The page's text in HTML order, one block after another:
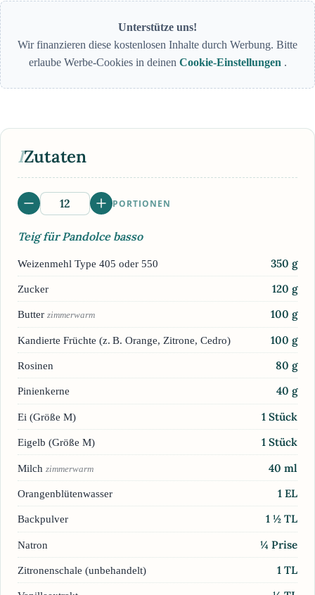
Unterstütze uns!
Wir finanzieren diese kostenlosen Inhalte durch Werbung. Bitte
erlaube Werbe-Cookies in deinen Cookie-Einstellungen .
IZutaten
PORTIONEN
Teig für Pandolce basso
Weizenmehl Type 405 oder 550 350 g
Zucker 120 g
Butter zimmerwarm 100 g
Kandierte Früchte (z. B. Orange, Zitrone, Cedro) 100 g
Rosinen 80 g
Pinienkerne 40 g
Ei (Größe M) 1 Stück
Eigelb (Größe M) 1 Stück
Milch zimmerwarm 40 ml
Orangenblütenwasser 1 EL
Backpulver 1 ½ TL
Natron ¼ Prise
Zitronenschale (unbehandelt) 1 TL